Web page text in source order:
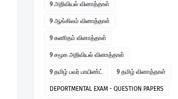
9 அறிவியல் வினாத்தாள்
9 ஆங்கிலம் வினாத்தாள்
9 கணிதம் வினாத்தாள்
9 சமூக அறிவியல் வினாத்தாள்
9 தமிழ் பவர் பாயிண்ட் 9 தமிழ் வினாத்தாள்
DEPORTMENTAL EXAM - QUESTION PAPERS